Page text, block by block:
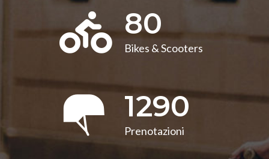
80
Bikes & Scooters
1290
Prenotazioni